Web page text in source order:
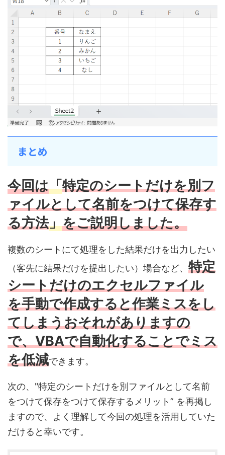
まとめ
今回は「特定のシートだけを別フ
ァイルとして名前をつけて保存す
る方法」をご説明しました。
複数のシートにて処理をした結果だけを出力したい
（客先に結果だけを提出したい）場合など、 特定
シートだけのエクセルファイル
を手動で作成すると作業ミスをし
てしまうおそれがありますの
で、VBAで自動化することでミス
を低減できます。
次の、"特定のシートだけを別ファイルとして名前
をつけて保存をつけて保存するメリット” を再掲し
ますので、よく理解して今回の処理を活用していた
だけると幸いです。